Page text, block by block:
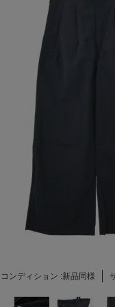
コンディション :新品同様